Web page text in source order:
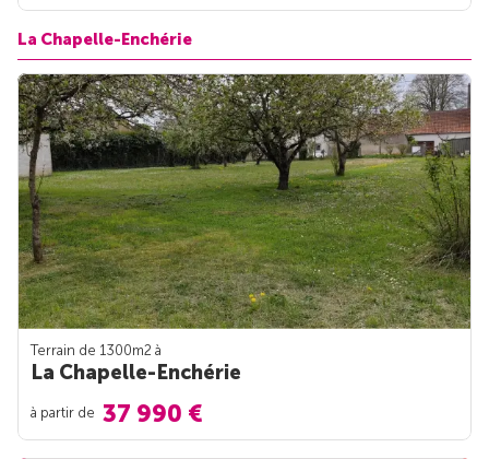
La Chapelle-Enchérie
Terrain de 1300m2 à
La Chapelle-Enchérie
à partir de 37 990 €